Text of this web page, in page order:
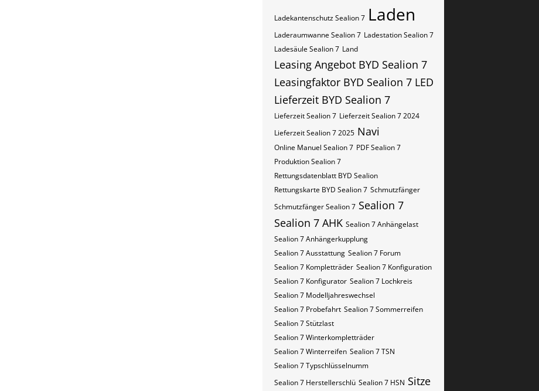
Ladekantenschutz Sealion 7 Laden
Laderaumwanne Sealion 7 Ladestation Sealion 7
Ladesäule Sealion 7 Land
Leasing Angebot BYD Sealion 7
Leasingfaktor BYD Sealion 7 LED
Lieferzeit BYD Sealion 7
Lieferzeit Sealion 7 Lieferzeit Sealion 7 2024
Lieferzeit Sealion 7 2025 Navi
Online Manuel Sealion 7 PDF Sealion 7
Produktion Sealion 7
Rettungsdatenblatt BYD Sealion
Rettungskarte BYD Sealion 7 Schmutzfänger
Schmutzfänger Sealion 7 Sealion 7
Sealion 7 AHK Sealion 7 Anhängelast
Sealion 7 Anhängerkupplung
Sealion 7 Ausstattung Sealion 7 Forum
Sealion 7 Kompletträder Sealion 7 Konfiguration
Sealion 7 Konfigurator Sealion 7 Lochkreis
Sealion 7 Modelljahreswechsel
Sealion 7 Probefahrt Sealion 7 Sommerreifen
Sealion 7 Stützlast
Sealion 7 Winterkompletträder
Sealion 7 Winterreifen Sealion 7​​​​ TSN
Sealion 7​​​​ Typschlüsselnumm
Sealion 7​​​​​ Herstellerschlü Sealion 7​​​​​ HSN Sitze